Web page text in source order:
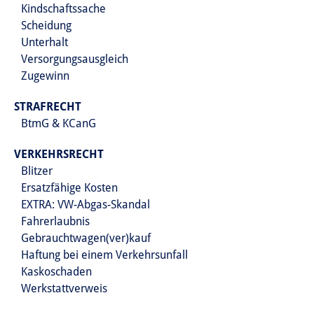
Kindschaftssache
Scheidung
Unterhalt
Versorgungsausgleich
Zugewinn
STRAFRECHT
BtmG & KCanG
VERKEHRSRECHT
Blitzer
Ersatzfähige Kosten
EXTRA: VW-Abgas-Skandal
Fahrerlaubnis
Gebrauchtwagen(ver)kauf
Haftung bei einem Verkehrsunfall
Kaskoschaden
Werkstattverweis